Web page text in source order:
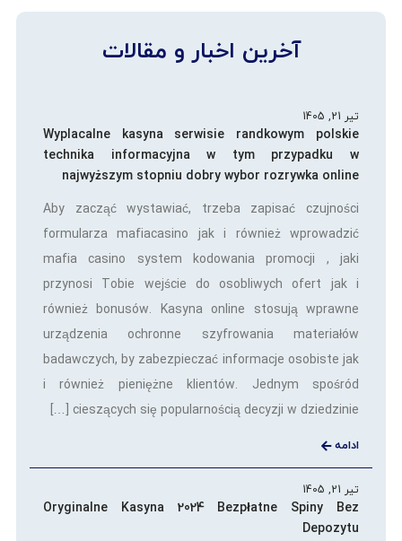
آخرین اخبار و مقالات
تیر 21, 1405
Wyplacalne kasyna serwisie randkowym polskie
technika informacyjna w tym przypadku w
najwyższym stopniu dobry wybor rozrywka online
Aby zacząć wystawiać, trzeba zapisać czujności
formularza mafiacasino jak i również wprowadzić
mafia casino system kodowania promocji , jaki
przynosi Tobie wejście do osobliwych ofert jak i
również bonusów. Kasyna online stosują wprawne
urządzenia ochronne szyfrowania materiałów
badawczych, by zabezpieczać informacje osobiste jak
i również pieniężne klientów. Jednym spośród
cieszących się popularnością decyzji w dziedzinie […]
ادامه
تیر 21, 1405
Oryginalne Kasyna 2024 Bezpłatne Spiny Bez
Depozytu